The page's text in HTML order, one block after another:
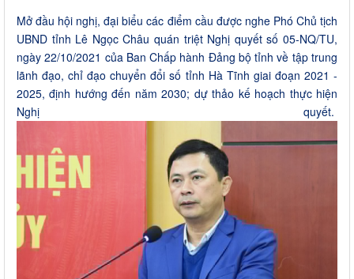
Mở đầu hội nghị, đại biểu các điểm cầu được nghe Phó Chủ tịch
UBND tỉnh Lê Ngọc Châu quán triệt Nghị quyết số 05-NQ/TU,
ngày 22/10/2021 của Ban Chấp hành Đảng bộ tỉnh về tập trung
lãnh đạo, chỉ đạo chuyển đổi số tỉnh Hà Tĩnh giai đoạn 2021 -
2025, định hướng đến năm 2030; dự thảo kế hoạch thực hiện
Nghị quyết.